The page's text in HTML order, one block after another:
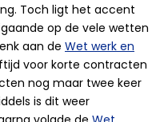
Toch ligt het accent
op de vele wetten
aan de Wet werk en
voor korte contracten
nog maar twee keer
is dit weer